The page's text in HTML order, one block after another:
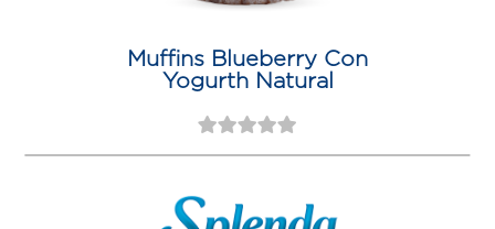
Muffins Blueberry Con
Yogurth Natural